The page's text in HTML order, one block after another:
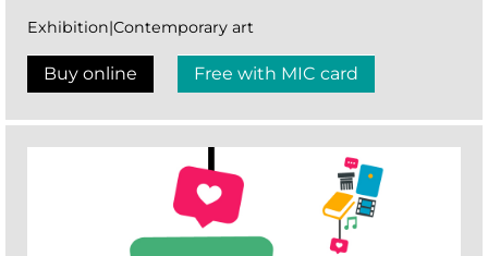
Exhibition|Contemporary art
Buy online Free with MIC card